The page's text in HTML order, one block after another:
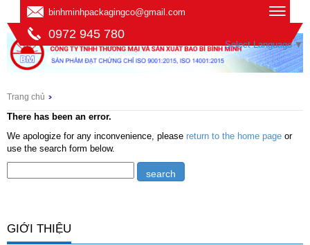
binhminhpackagingco@gmail.com
0972 945 780
Select Language ▼
Trang chủ
There has been an error.
We apologize for any inconvenience, please return to the home page or
use the search form below.
GIỚI THIỆU